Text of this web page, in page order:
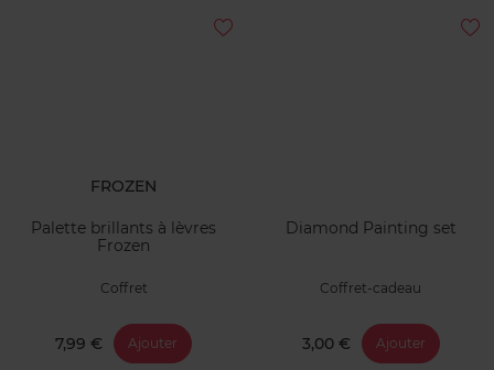
FROZEN
Palette brillants à lèvres
Frozen
Coffret
7,99 € Ajouter
Diamond Painting set
Coffret-cadeau
3,00 € Ajouter